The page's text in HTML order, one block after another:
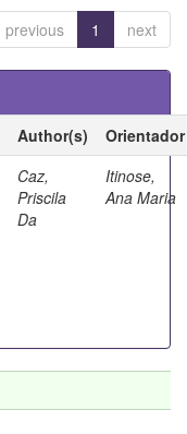
previous 1 next
Author(s)
Orientador
Caz,
Priscila
Da
Itinose,
Ana Maria